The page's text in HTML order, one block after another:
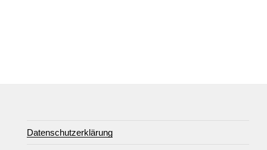
Datenschutzerklärung